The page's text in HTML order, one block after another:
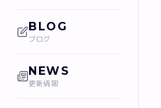
BLOG
ブログ
NEWS
更新情報